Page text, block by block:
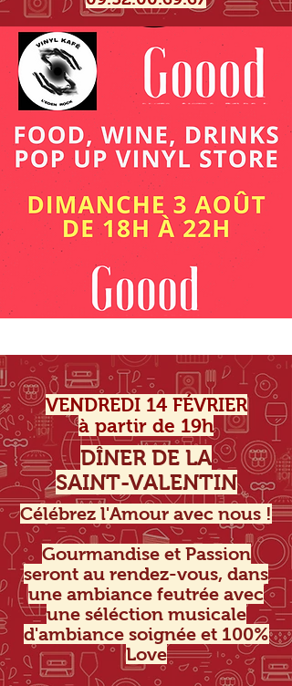
VENDREDI 14 FÉVRIER
à partir de 19h
DÎNER DE LA
SAINT-VALENTIN
Célébrez l'Amour avec nous !
Gourmandise et Passion
seront au rendez-vous, dans
une ambiance feutrée avec
une séléction musicale
d'ambiance soignée et 100%
Love